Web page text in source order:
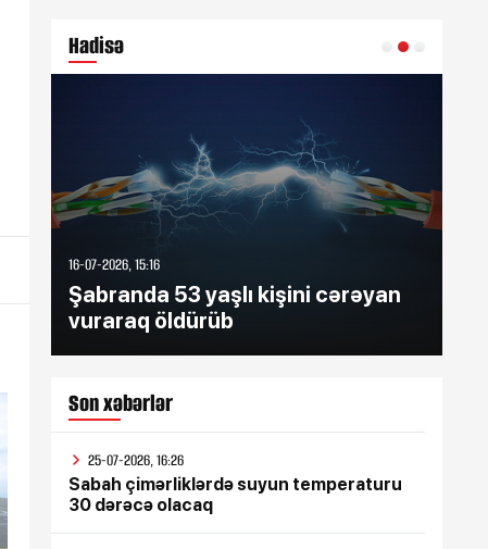
Hadisə
16-07-2026, 15:16
Şabranda 53 yaşlı kişini cərəyan
vuraraq öldürüb
Son xəbərlər
25-07-2026, 16:26
Sabah çimərliklərdə suyun temperaturu
30 dərəcə olacaq